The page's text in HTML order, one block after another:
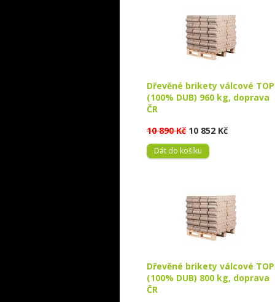
Dřevěné brikety válcové TOP
(100% DUB) 960 kg, doprava
ČR
10 890 Kč 10 852 Kč
Dát do košíku
Dřevěné brikety válcové TOP
(100% DUB) 800 kg, doprava
ČR